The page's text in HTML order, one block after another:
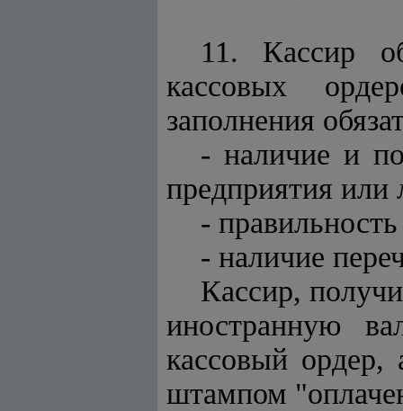
11. Кассир
кассовых
заполнения
- наличие и
предприятия
-
- наличие
Кассир,
иностранную
кассовый
штампом